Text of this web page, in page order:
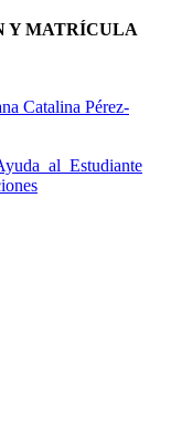
Y MATRÍCULA
Catalina Pérez-
al Estudiante